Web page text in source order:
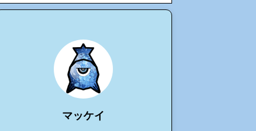
マッケイ